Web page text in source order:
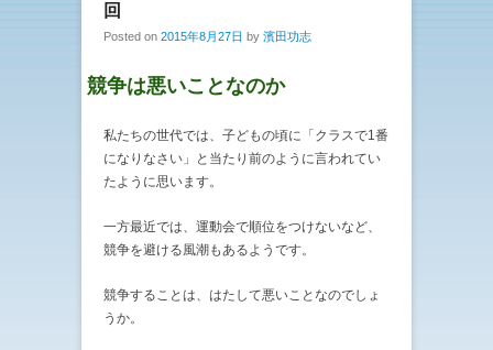
回
Posted on 2015年8月27日 by 濱田功志
競争は悪いことなのか
私たちの世代では、子どもの頃に「クラスで1番
になりなさい」と当たり前のように言われてい
たように思います。
一方最近では、運動会で順位をつけないなど、
競争を避ける風潮もあるようです。
競争することは、はたして悪いことなのでしょ
うか。